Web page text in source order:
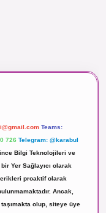
Teams:
726 Telegram: @karabul
Bilgi Teknolojileri ve
Yer Sağlayıcı olarak
proaktif olarak
Ancak,
olup, siteye üye